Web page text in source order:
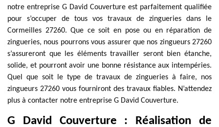
notre entreprise G David Couverture est parfaitement qualifiée
pour s’occuper de tous vos travaux de zingueries dans le
Cormeilles 27260. Que ce soit en pose ou en réparation de
zingueries, nous pourrons vous assurer que nos zingueurs 27260
s’assureront que les éléments travailler seront bien étanche,
solide, et pourront avoir une bonne résistance aux intempéries.
Quel que soit le type de travaux de zingueries à faire, nos
zingueurs 27260 vous fourniront des travaux fiables. N’attendez
plus à contacter notre entreprise G David Couverture.
G David Couverture : Réalisation de